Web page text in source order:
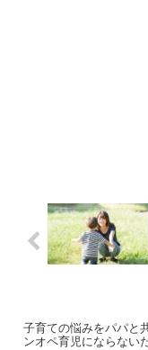
子育ての悩みをパパと
ンオペ育児にならない